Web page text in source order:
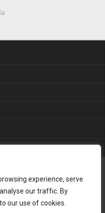
experience, serve
our traffic. By
our use of cookies.
hakkı sakldır.